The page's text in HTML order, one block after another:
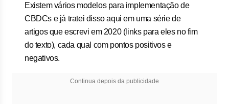
Existem vários modelos para implementação de
CBDCs e já tratei disso aqui em uma série de
artigos que escrevi em 2020 (links para eles no fim
do texto), cada qual com pontos positivos e
negativos.
Continua depois da publicidade